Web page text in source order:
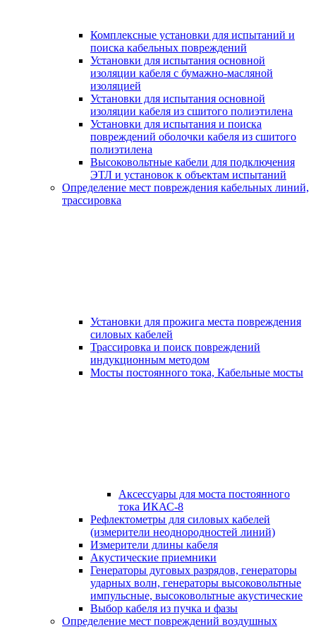
Комплексные установки для испытаний и
поиска кабельных повреждений
Установки для испытания основной
изоляции кабеля с бумажно-масляной
изоляцией
Установки для испытания основной
изоляции кабеля из сшитого полиэтилена
Установки для испытания и поиска
повреждений оболочки кабеля из сшитого
полиэтилена
Высоковольтные кабели для подключения
ЭТЛ и установок к объектам испытаний
Определение мест повреждения кабельных линий,
трассировка
Установки для прожига места повреждения
силовых кабелей
Трассировка и поиск повреждений
индукционным методом
Мосты постоянного тока, Кабельные мосты
Аксессуары для моста постоянного
тока ИКАС-8
Рефлектометры для силовых кабелей
(измерители неоднородностей линий)
Измерители длины кабеля
Акустические приемники
Генераторы дуговых разрядов, генераторы
ударных волн, генераторы высоковольтные
импульсные, высоковольтные акустические
Выбор кабеля из пучка и фазы
Определение мест повреждений воздушных